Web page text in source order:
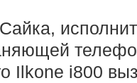
Ilkone i800